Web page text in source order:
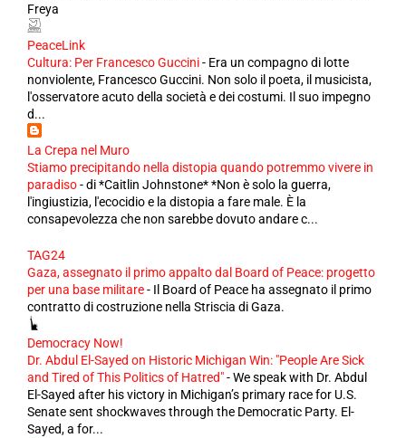
Freya
PeaceLink
Cultura: Per Francesco Guccini- Era un compagno di lotte
nonviolente, Francesco Guccini. Non solo il poeta, il musicista,
l'osservatore acuto della società e dei costumi. Il suo impegno
d...
La Crepa nel Muro
Stiamo precipitando nella distopia quando potremmo vivere in
paradiso-di *Caitlin Johnstone* *Non è solo la guerra,
l'ingiustizia, l'ecocidio e la distopia a fare male. È la
consapevolezza che non sarebbe dovuto andare c...
TAG24
Gaza, assegnato il primo appalto dal Board of Peace: progetto
per una base militare- Il Board of Peace ha assegnato il primo
contratto di costruzione nella Striscia di Gaza.
Democracy Now!
Dr. Abdul El-Sayed on Historic Michigan Win: "People Are Sick
and Tired of This Politics of Hatred"-We speak with Dr. Abdul
El-Sayed after his victory in Michigan’s primary race for U.S.
Senate sent shockwaves through the Democratic Party. El-
Sayed, a for...